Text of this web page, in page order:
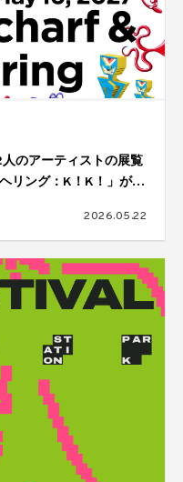
のアーティストの展覧
リング：K！K！」が開
2026.05.22